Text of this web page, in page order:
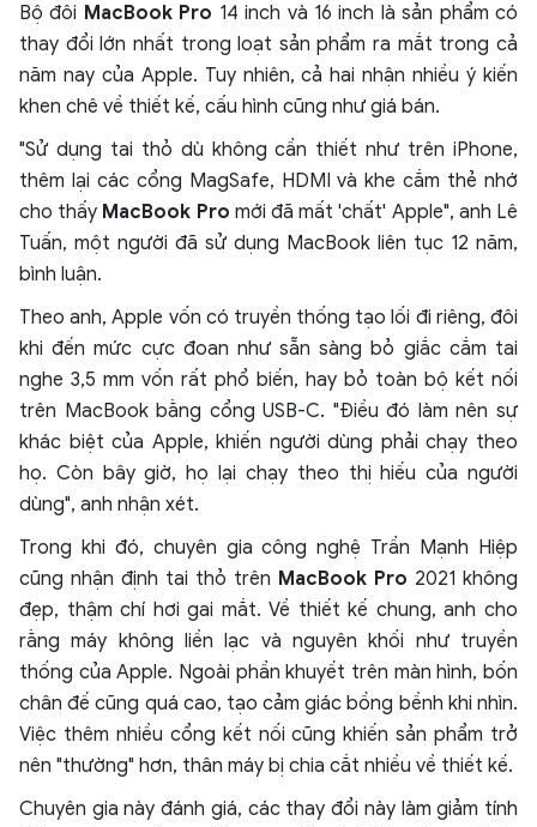
Bộ đôi MacBook Pro 14 inch và 16 inch là sản phẩm có
thay đổi lớn nhất trong loạt sản phẩm ra mắt trong cả
năm nay của Apple. Tuy nhiên, cả hai nhận nhiều ý kiến
khen chê về thiết kế, cấu hình cũng như giá bán.
"Sử dụng tai thỏ dù không cần thiết như trên iPhone,
thêm lại các cổng MagSafe, HDMI và khe cắm thẻ nhớ
cho thấy MacBook Pro mới đã mất 'chất' Apple", anh Lê
Tuấn, một người đã sử dụng MacBook liên tục 12 năm,
bình luận.
Theo anh, Apple vốn có truyền thống tạo lối đi riêng, đôi
khi đến mức cực đoan như sẵn sàng bỏ giắc cắm tai
nghe 3,5 mm vốn rất phổ biến, hay bỏ toàn bộ kết nối
trên MacBook bằng cổng USB-C. "Điều đó làm nên sự
khác biệt của Apple, khiến người dùng phải chạy theo
họ. Còn bây giờ, họ lại chạy theo thị hiếu của người
dùng", anh nhận xét.
Trong khi đó, chuyên gia công nghệ Trần Mạnh Hiệp
cũng nhận định tai thỏ trên MacBook Pro 2021 không
đẹp, thậm chí hơi gai mắt. Về thiết kế chung, anh cho
rằng máy không liền lạc và nguyên khối như truyền
thống của Apple. Ngoài phần khuyết trên màn hình, bốn
chân đế cũng quá cao, tạo cảm giác bồng bềnh khi nhìn.
Việc thêm nhiều cổng kết nối cũng khiến sản phẩm trở
nên "thường" hơn, thân máy bị chia cắt nhiều về thiết kế.
Chuyên gia này đánh giá, các thay đổi này làm giảm tính